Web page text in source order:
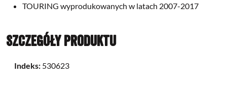
TOURING wyprodukowanych w latach 2007-2017
Szczegóły produktu
Indeks: 530623